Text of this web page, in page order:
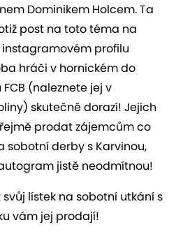
Dominikem Holcem. Ta
post na toto téma na
profilu
hráči v hornickém do
(naleznete jej v
skutečně dorazí! Jejich
prodat zájemcům co
sobotní derby s Karvinou,
jistě neodmítnou!
lístek na sobotní utkání s
vám jej prodají!